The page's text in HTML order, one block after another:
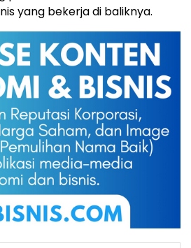
yang bekerja di baliknya.